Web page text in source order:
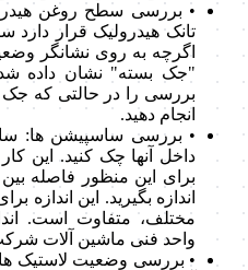
• بررسی سطح روغن
تانک هیدرولیک قرار
اگرچه به روی نشانگر
"جک بسته" نشان داده
بررسی را در حالتی که جک
انجام دهید.
• بررسی ساسپیشن ها:
داخل آنها چک کنید. این کار
برای این منظور فاصله
اندازه بگیرید. این اندازه
مختلف، متفاوت است.
واحد فنی ماشین آلات
• بررسی وضعیت لاستیک ها: